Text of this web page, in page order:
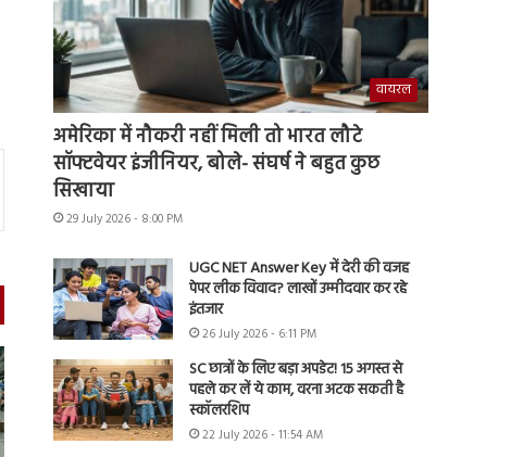
वायरल
अमेरिका में नौकरी नहीं मिली तो भारत लौटे
सॉफ्टवेयर इंजीनियर, बोले- संघर्ष ने बहुत कुछ
सिखाया
29 July 2026 - 8:00 PM
UGC NET Answer Key में देरी की वजह
पेपर लीक विवाद? लाखों उम्मीदवार कर रहे
इंतजार
26 July 2026 - 6:11 PM
SC छात्रों के लिए बड़ा अपडेट! 15 अगस्त से
पहले कर लें ये काम, वरना अटक सकती है
स्कॉलरशिप
22 July 2026 - 11:54 AM